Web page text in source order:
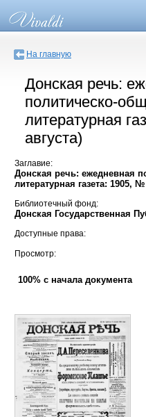
На главную
Донская речь:
политическо-
литературная
августа)
Заглавие:
Донская речь: ежедневная
литературная газета: 1905, №
Библиотечный фонд:
Донская Государственная
Доступные права:
Просмотр:
100% с начала документа